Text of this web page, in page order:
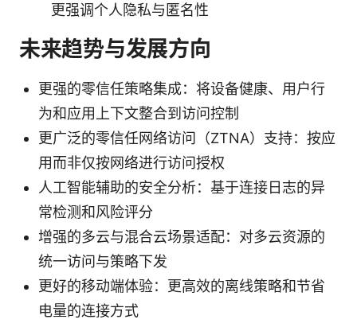
更强调个人隐私与匿名性
未来趋势与发展方向
更强的零信任策略集成：将设备健康、用户行
为和应用上下文整合到访问控制
更广泛的零信任网络访问（ZTNA）支持：按应
用而非仅按网络进行访问授权
人工智能辅助的安全分析：基于连接日志的异
常检测和风险评分
增强的多云与混合云场景适配：对多云资源的
统一访问与策略下发
更好的移动端体验：更高效的离线策略和节省
电量的连接方式